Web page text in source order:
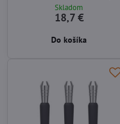
Skladom
18,7 €
Do košíka